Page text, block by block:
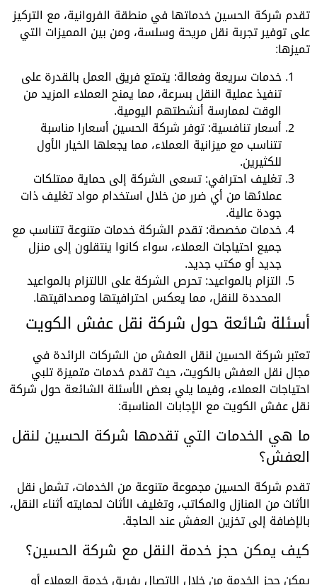
تقدم شركة الحسين خدماتها في منطقة الفروانية، مع التركيز
على توفير تجربة نقل مريحة وسلسة، ومن بين المميزات التي
تميزها:
خدمات سريعة وفعالة: يتمتع فريق العمل بالقدرة على
تنفيذ عملية النقل بسرعة، مما يمنح العملاء المزيد من
الوقت لممارسة أنشطتهم اليومية.
أسعار تنافسية: توفر شركة الحسين أسعارا مناسبة
تتناسب مع ميزانية العملاء، مما يجعلها الخيار الأول
للكثيرين.
تغليف احترافي: تسعى الشركة إلى حماية ممتلكات
عملائها من أي ضرر من خلال استخدام مواد تغليف ذات
جودة عالية.
خدمات مخصصة: تقدم الشركة خدمات متنوعة تتناسب مع
جميع احتياجات العملاء، سواء كانوا ينتقلون إلى منزل
جديد أو مكتب جديد.
التزام بالمواعيد: تحرص الشركة على الالتزام بالمواعيد
المحددة للنقل، مما يعكس احترافيتها ومصداقيتها.
أسئلة شائعة حول شركة نقل عفش الكويت
تعتبر شركة الحسين لنقل العفش من الشركات الرائدة في
مجال نقل العفش بالكويت، حيث تقدم خدمات متميزة تلبي
احتياجات العملاء، وفيما يلي بعض الأسئلة الشائعة حول شركة
نقل عفش الكويت مع الإجابات المناسبة:
ما هي الخدمات التي تقدمها شركة الحسين لنقل
العفش؟
تقدم شركة الحسين مجموعة متنوعة من الخدمات، تشمل نقل
الأثاث من المنازل والمكاتب، وتغليف الأثاث لحمايته أثناء النقل،
بالإضافة إلى تخزين العفش عند الحاجة.
كيف يمكن حجز خدمة النقل مع شركة الحسين؟